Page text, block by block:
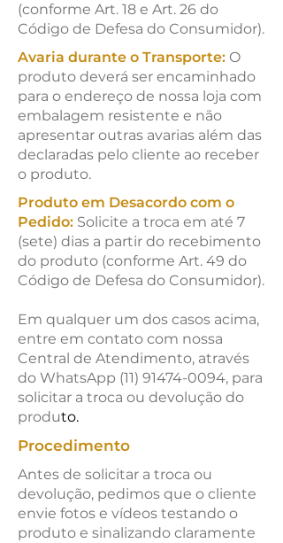
(conforme Art. 18 e Art. 26 do
Código de Defesa do Consumidor).
Avaria durante o Transporte: O
produto deverá ser encaminhado
para o endereço de nossa loja com
embalagem resistente e não
apresentar outras avarias além das
declaradas pelo cliente ao receber
o produto.
Produto em Desacordo com o
Pedido: Solicite a troca em até 7
(sete) dias a partir do recebimento
do produto (conforme Art. 49 do
Código de Defesa do Consumidor).
Em qualquer um dos casos acima,
entre em contato com nossa
Central de Atendimento, através
do WhatsApp (11) 91474-0094, para
solicitar a troca ou devolução do
produto.
Procedimento
Antes de solicitar a troca ou
devolução, pedimos que o cliente
envie fotos e vídeos testando o
produto e sinalizando claramente